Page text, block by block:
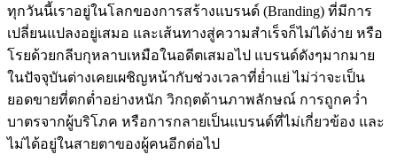
ทุกวันนี้เราอยู่ในโลกของการสร้างแบรนด์ (Branding) ที่มีการ
เปลี่ยนแปลงอยู่เสมอ และเส้นทางสู่ความสำเร็จก็ไม่ได้ง่าย หรือ
โรยด้วยกลีบกุหลาบเหมือในอดีตเสมอไป แบรนด์ดังๆมากมาย
ในปัจจุบันต่างเคยเผชิญหน้ากับช่วงเวลาที่ย่ำแย่ ไม่ว่าจะเป็น
ยอดขายที่ตกต่ำอย่างหนัก วิกฤตด้านภาพลักษณ์ การถูกคว่ำ
บาตรจากผู้บริโภค หรือการกลายเป็นแบรนด์ที่ไม่เกี่ยวข้อง และ
ไม่ได้อยู่ในสายตาของผู้คนอีกต่อไป